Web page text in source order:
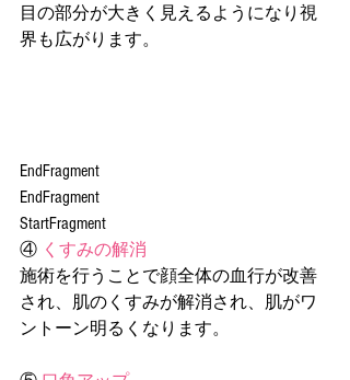
目の部分が大きく見えるようになり視
界も広がります。
EndFragment
EndFragment
StartFragment
④ くすみの解消
施術を行うことで顔全体の血行が改善
され、肌のくすみが解消され、肌がワ
ントーン明るくなります。